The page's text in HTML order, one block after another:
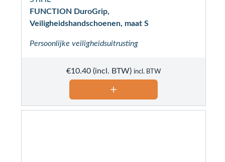
FUNCTION DuroGrip,
Veiligheidshandschoenen, maat S
Persoonlijke veiligheidsuitrusting
€10.40 incl. BTW